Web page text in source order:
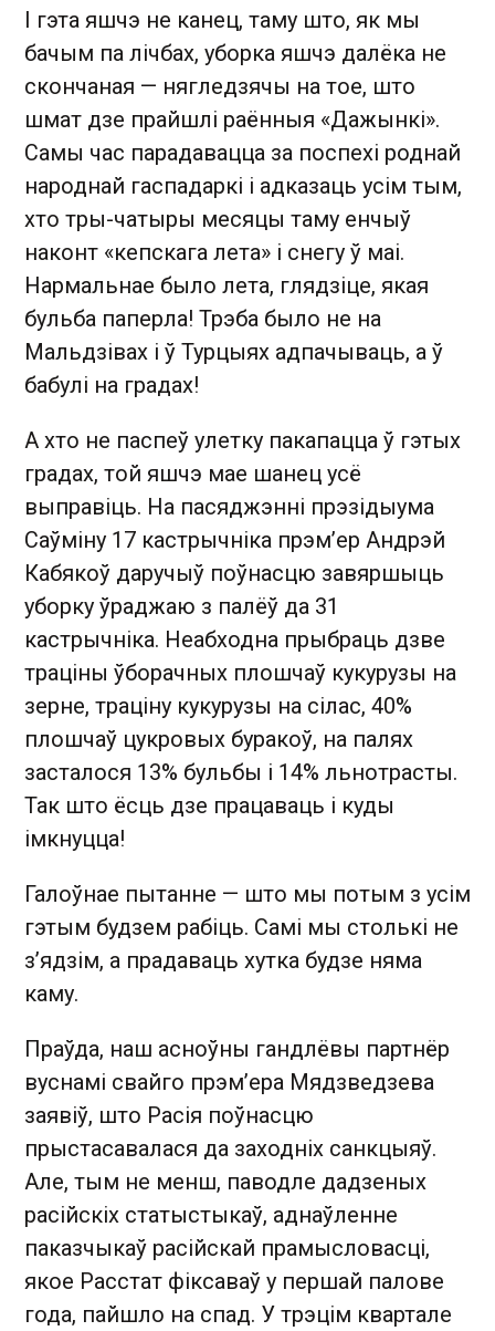
І гэта яшчэ не канец, таму што, як мы
бачым па лічбах, уборка яшчэ далёка не
скончаная — нягледзячы на тое, што
шмат дзе прайшлі раённыя «Дажынкі».
Самы час парадавацца за поспехі роднай
народнай гаспадаркі і адказаць усім тым,
хто тры-чатыры месяцы таму енчыў
наконт «кепскага лета» і снегу ў маі.
Нармальнае было лета, глядзіце, якая
бульба паперла! Трэба было не на
Мальдзівах і ў Турцыях адпачываць, а ў
бабулі на градах!
А хто не паспеў улетку пакапацца ў гэтых
градах, той яшчэ мае шанец усё
выправіць. На пасяджэнні прэзідыума
Саўміну 17 кастрычніка прэм’ер Андрэй
Кабякоў даручыў поўнасцю завяршыць
уборку ўраджаю з палёў да 31
кастрычніка. Неабходна прыбраць дзве
траціны ўборачных плошчаў кукурузы на
зерне, траціну кукурузы на сілас, 40%
плошчаў цукровых буракоў, на палях
засталося 13% бульбы і 14% льнотрасты.
Так што ёсць дзе працаваць і куды
імкнуцца!
Галоўнае пытанне — што мы потым з усім
гэтым будзем рабіць. Самі мы столькі не
з’ядзім, а прадаваць хутка будзе няма
каму.
Праўда, наш асноўны гандлёвы партнёр
вуснамі свайго прэм’ера Мядзведзева
заявіў, што Расія поўнасцю
прыстасавалася да заходніх санкцыяў.
Але, тым не менш, паводле дадзеных
расійскіх статыстыкаў, аднаўленне
паказчыкаў расійскай прамысловасці,
якое Расстат фіксаваў у першай палове
года, пайшло на спад. У трэцім квартале